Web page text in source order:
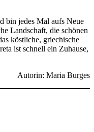
bin jedes Mal aufs Neue
Landschaft, die schönen
köstliche, griechische
ist schnell ein Zuhause,
Autorin: Maria Burges